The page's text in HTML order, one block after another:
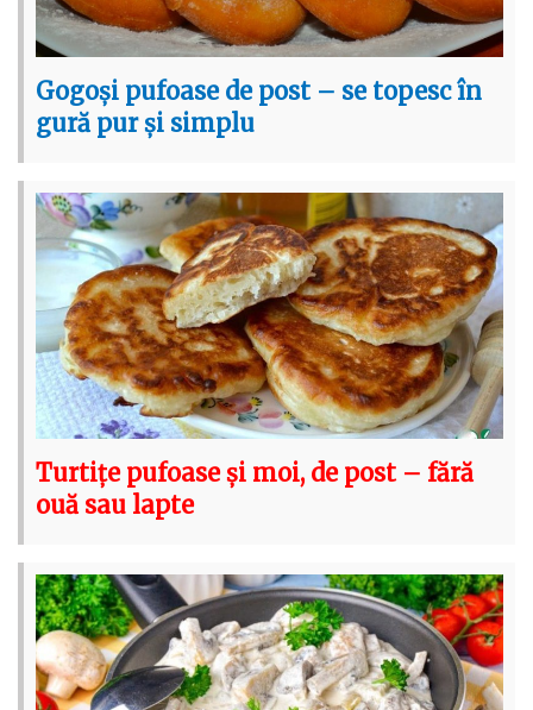
Gogoși pufoase de post – se topesc în
gură pur și simplu
Turtițe pufoase și moi, de post – fără
ouă sau lapte